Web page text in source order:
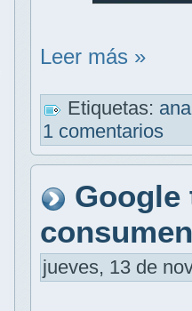
Leer más »
Etiquetas:
1 comentarios
Google
jueves, 13 de